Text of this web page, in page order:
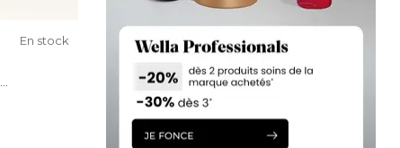
En stock